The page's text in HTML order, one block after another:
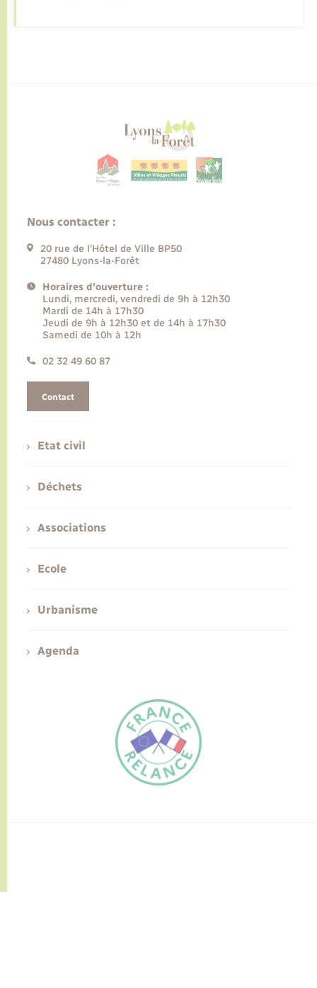
FR
Nous contacter :
20 rue de l’Hôtel de Ville BP50
27480 Lyons-la-Forêt
Horaires d'ouverture :
Lundi, mercredi, vendredi de 9h à 12h30
Mardi de 14h à 17h30
Jeudi de 9h à 12h30 et de 14h à 17h30
Samedi de 10h à 12h
02 32 49 60 87
Contact
Etat civil
Déchets
Associations
Ecole
Urbanisme
Agenda